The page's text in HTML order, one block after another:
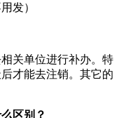
发）
关单位进行补办。特
才能去注销。其它的
区别？